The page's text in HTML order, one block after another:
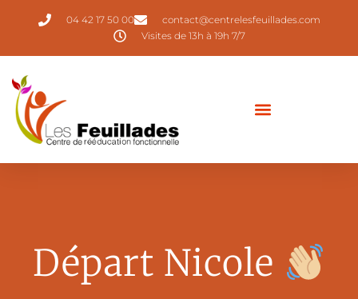
04 42 17 50 00
contact@centrelesfeuillades.com
Visites de 13h à 19h 7/7
Départ Nicole